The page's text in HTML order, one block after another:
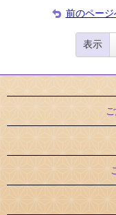
前のページ
表示